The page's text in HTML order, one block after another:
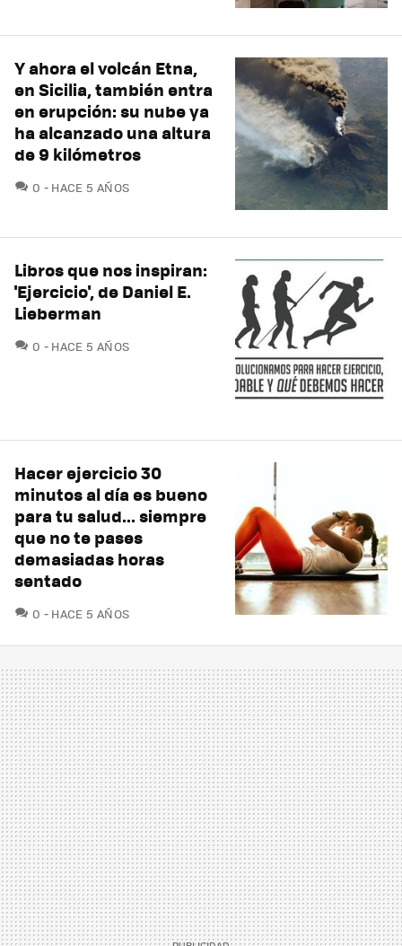
Y ahora el volcán Etna,
en Sicilia, también entra
en erupción: su nube ya
ha alcanzado una altura
de 9 kilómetros
0 COMENTARIOS
HACE 5 AÑOS
Libros que nos inspiran:
'Ejercicio', de Daniel E.
Lieberman
0 COMENTARIOS
HACE 5 AÑOS
Hacer ejercicio 30
minutos al día es bueno
para tu salud... siempre
que no te pases
demasiadas horas
sentado
0 COMENTARIOS
HACE 5 AÑOS